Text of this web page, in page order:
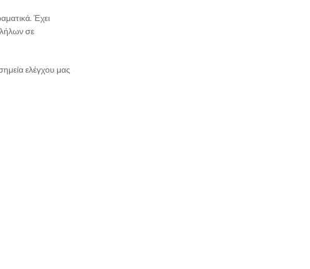
Έχει
σε
ελέγχου μας